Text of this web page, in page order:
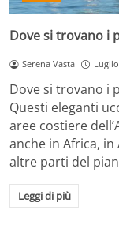
Dove si trovano i
Serena Vasta
Dove si trovano i
Questi eleganti
aree costiere
anche in Africa,
altre parti del
Leggi di più